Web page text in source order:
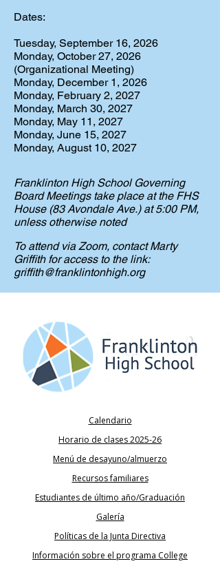
Dates:
Tuesday, September 16, 2026
Monday, October 27, 2026
(Organizational Meeting)
Monday, December 1, 2026
Monday, February 2, 2027
Monday, March 30, 2027
Monday, May 11, 2027
Monday, June 15, 2027
Monday, August 10, 2027
Franklinton High School Governing
Board Meetings take place at the FHS
House (83 Avondale Ave.) at 5:00 PM,
unless otherwise noted
To attend via Zoom, contact Marty
Griffith for access to the link:
griffith@franklintonhigh.org
Calendario
Horario de clases 2025-26
Menú de desayuno/almuerzo
Recursos familiares
Estudiantes de último año/Graduación
Galería
Políticas de la Junta Directiva
Información sobre el programa College